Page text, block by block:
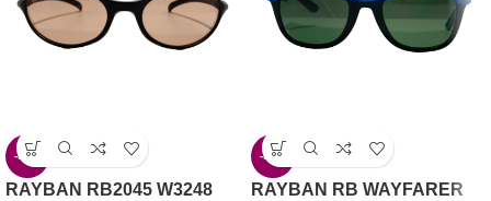
-50%
RAYBAN RB2045 W3248
-50%
RAYBAN RB WAYFARER